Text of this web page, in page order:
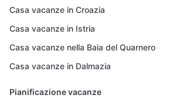
Casa vacanze in Croazia
Casa vacanze in Istria
Casa vacanze nella Baia del Quarnero
Casa vacanze in Dalmazia
Pianificazione vacanze